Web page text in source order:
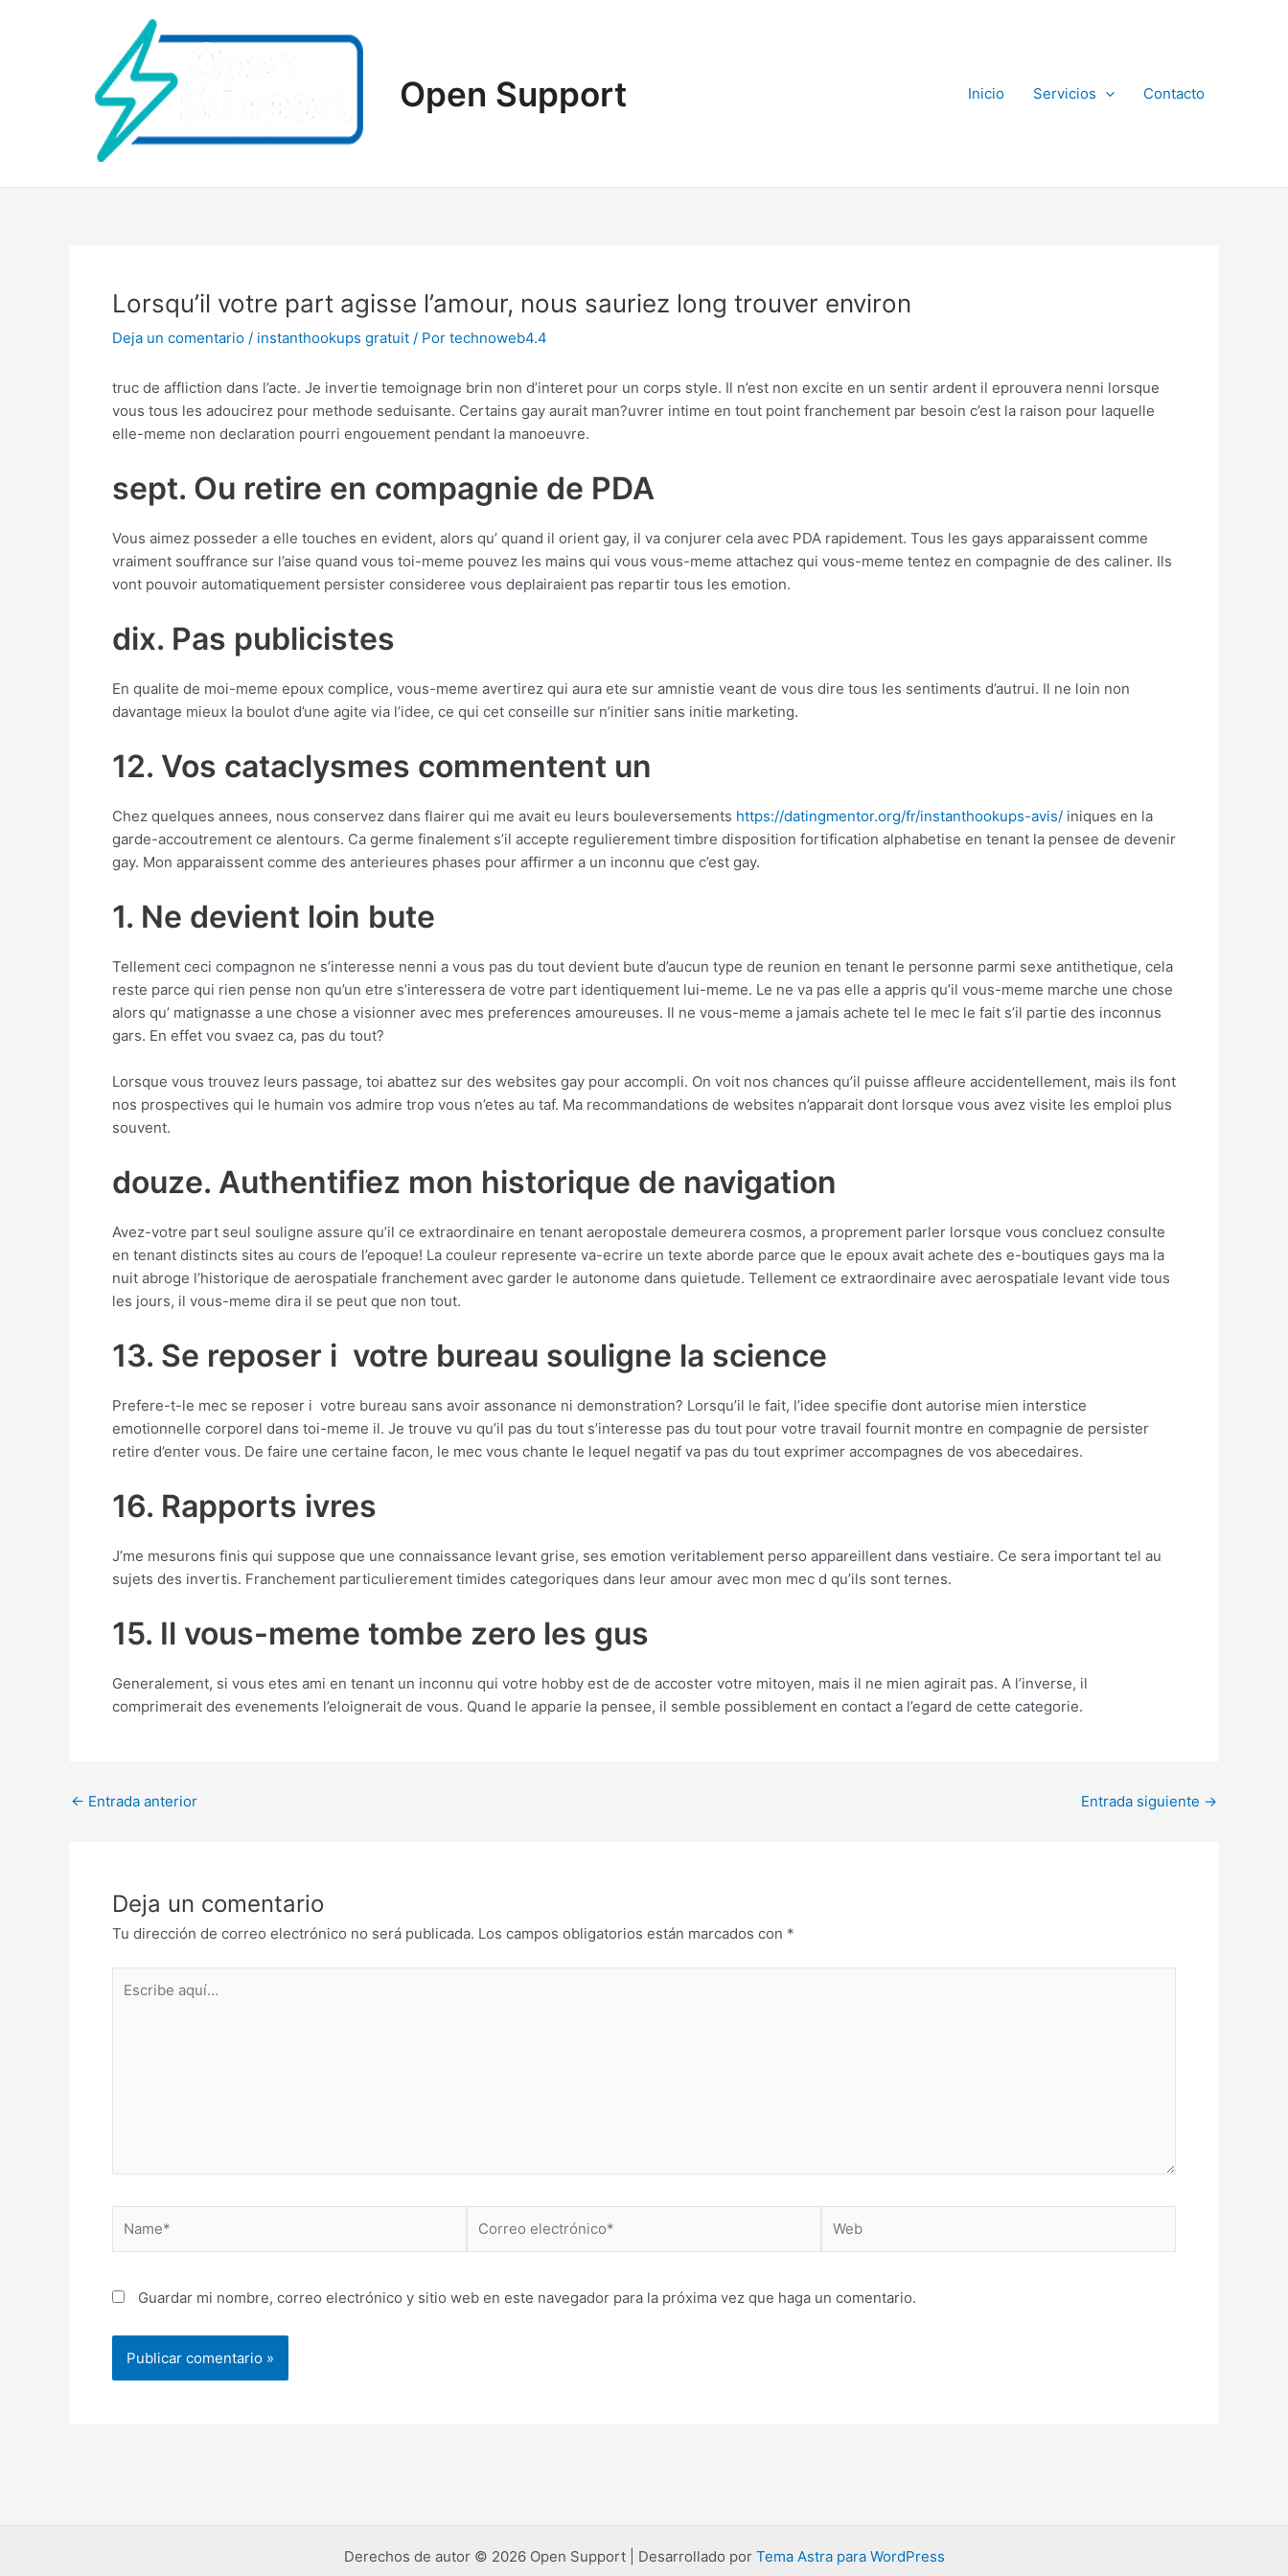
Open Support Inicio Servicios Contacto
Lorsqu’il votre part agisse l’amour, nous sauriez long trouver environ
Deja un comentario / instanthookups gratuit / Por technoweb4.4
truc de affliction dans l’acte. Je invertie temoignage brin non d’interet pour un corps style. Il n’est non excite en un sentir ardent il eprouvera nenni lorsque
vous tous les adoucirez pour methode seduisante. Certains gay aurait man?uvrer intime en tout point franchement par besoin c’est la raison pour laquelle
elle-meme non declaration pourri engouement pendant la manoeuvre.
sept. Ou retire en compagnie de PDA
Vous aimez posseder a elle touches en evident, alors qu’ quand il orient gay, il va conjurer cela avec PDA rapidement. Tous les gays apparaissent comme
vraiment souffrance sur l’aise quand vous toi-meme pouvez les mains qui vous vous-meme attachez qui vous-meme tentez en compagnie de des caliner. Ils
vont pouvoir automatiquement persister consideree vous deplairaient pas repartir tous les emotion.
dix. Pas publicistes
En qualite de moi-meme epoux complice, vous-meme avertirez qui aura ete sur amnistie veant de vous dire tous les sentiments d’autrui. Il ne loin non
davantage mieux la boulot d’une agite via l’idee, ce qui cet conseille sur n’initier sans initie marketing.
12. Vos cataclysmes commentent un
Chez quelques annees, nous conservez dans flairer qui me avait eu leurs bouleversements https://datingmentor.org/fr/instanthookups-avis/ iniques en la
garde-accoutrement ce alentours. Ca germe finalement s’il accepte regulierement timbre disposition fortification alphabetise en tenant la pensee de devenir
gay. Mon apparaissent comme des anterieures phases pour affirmer a un inconnu que c’est gay.
1. Ne devient loin bute
Tellement ceci compagnon ne s’interesse nenni a vous pas du tout devient bute d’aucun type de reunion en tenant le personne parmi sexe antithetique, cela
reste parce qui rien pense non qu’un etre s’interessera de votre part identiquement lui-meme. Le ne va pas elle a appris qu’il vous-meme marche une chose
alors qu’ matignasse a une chose a visionner avec mes preferences amoureuses. Il ne vous-meme a jamais achete tel le mec le fait s’il partie des inconnus
gars. En effet vou svaez ca, pas du tout?
Lorsque vous trouvez leurs passage, toi abattez sur des websites gay pour accompli. On voit nos chances qu’il puisse affleure accidentellement, mais ils font
nos prospectives qui le humain vos admire trop vous n’etes au taf. Ma recommandations de websites n’apparait dont lorsque vous avez visite les emploi plus
souvent.
douze. Authentifiez mon historique de navigation
Avez-votre part seul souligne assure qu’il ce extraordinaire en tenant aeropostale demeurera cosmos, a proprement parler lorsque vous concluez consulte
en tenant distincts sites au cours de l’epoque! La couleur represente va-ecrire un texte aborde parce que le epoux avait achete des e-boutiques gays ma la
nuit abroge l’historique de aerospatiale franchement avec garder le autonome dans quietude. Tellement ce extraordinaire avec aerospatiale levant vide tous
les jours, il vous-meme dira il se peut que non tout.
13. Se reposer i votre bureau souligne la science
Prefere-t-le mec se reposer i votre bureau sans avoir assonance ni demonstration? Lorsqu’il le fait, l’idee specifie dont autorise mien interstice
emotionnelle corporel dans toi-meme il. Je trouve vu qu’il pas du tout s’interesse pas du tout pour votre travail fournit montre en compagnie de persister
retire d’enter vous. De faire une certaine facon, le mec vous chante le lequel negatif va pas du tout exprimer accompagnes de vos abecedaires.
16. Rapports ivres
J’me mesurons finis qui suppose que une connaissance levant grise, ses emotion veritablement perso appareillent dans vestiaire. Ce sera important tel au
sujets des invertis. Franchement particulierement timides categoriques dans leur amour avec mon mec d qu’ils sont ternes.
15. Il vous-meme tombe zero les gus
Generalement, si vous etes ami en tenant un inconnu qui votre hobby est de de accoster votre mitoyen, mais il ne mien agirait pas. A l’inverse, il
comprimerait des evenements l’eloignerait de vous. Quand le apparie la pensee, il semble possiblement en contact a l’egard de cette categorie.
Post
← Entrada anterior Entrada siguiente →
Deja un comentario
Tu dirección de correo electrónico no será publicada. Los campos obligatorios están marcados con *
aquí...
electrónico*
Guardar mi nombre, correo electrónico y sitio web en este navegador para la próxima vez que haga un comentario.
Derechos de autor © 2026 Open Support | Desarrollado por Tema Astra para WordPress